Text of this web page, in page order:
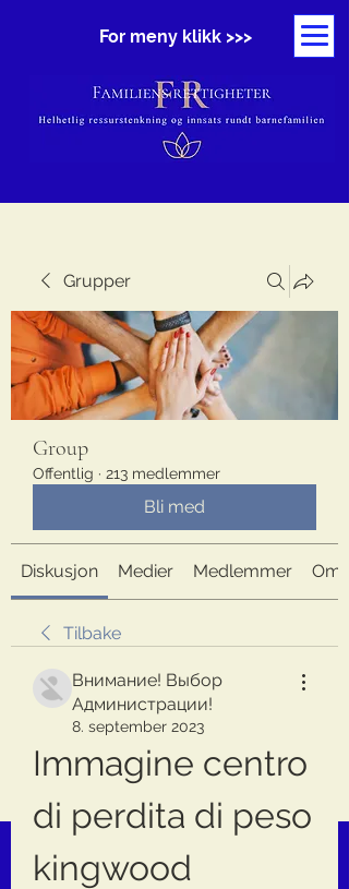
For meny klikk >>>
Grupper
Group
Offentlig · 213 medlemmer
Bli med
Diskusjon Medier Medlemmer Om
Tilbake
Внимание! Выбор
Администрации!
8. september 2023
Immagine centro
di perdita di peso
kingwood